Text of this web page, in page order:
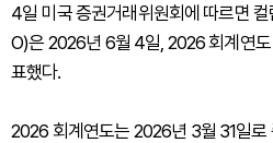
4일 미국 증권거래위원회에 따르면
O)은 2026년 6월 4일, 2026 회계연
표했다.
2026 회계연도는 2026년 3월 31일로